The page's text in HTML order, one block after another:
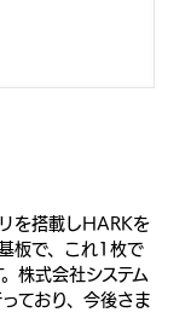
を搭載しHARKを
板で、これ1枚で
株式会社システム
ており、今後さま